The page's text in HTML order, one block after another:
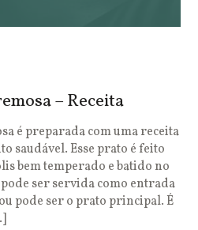
– Receita
é preparada com uma receita
saudável. Esse prato é feito
bem temperado e batido no
ser servida como entrada
pode ser o prato principal. É